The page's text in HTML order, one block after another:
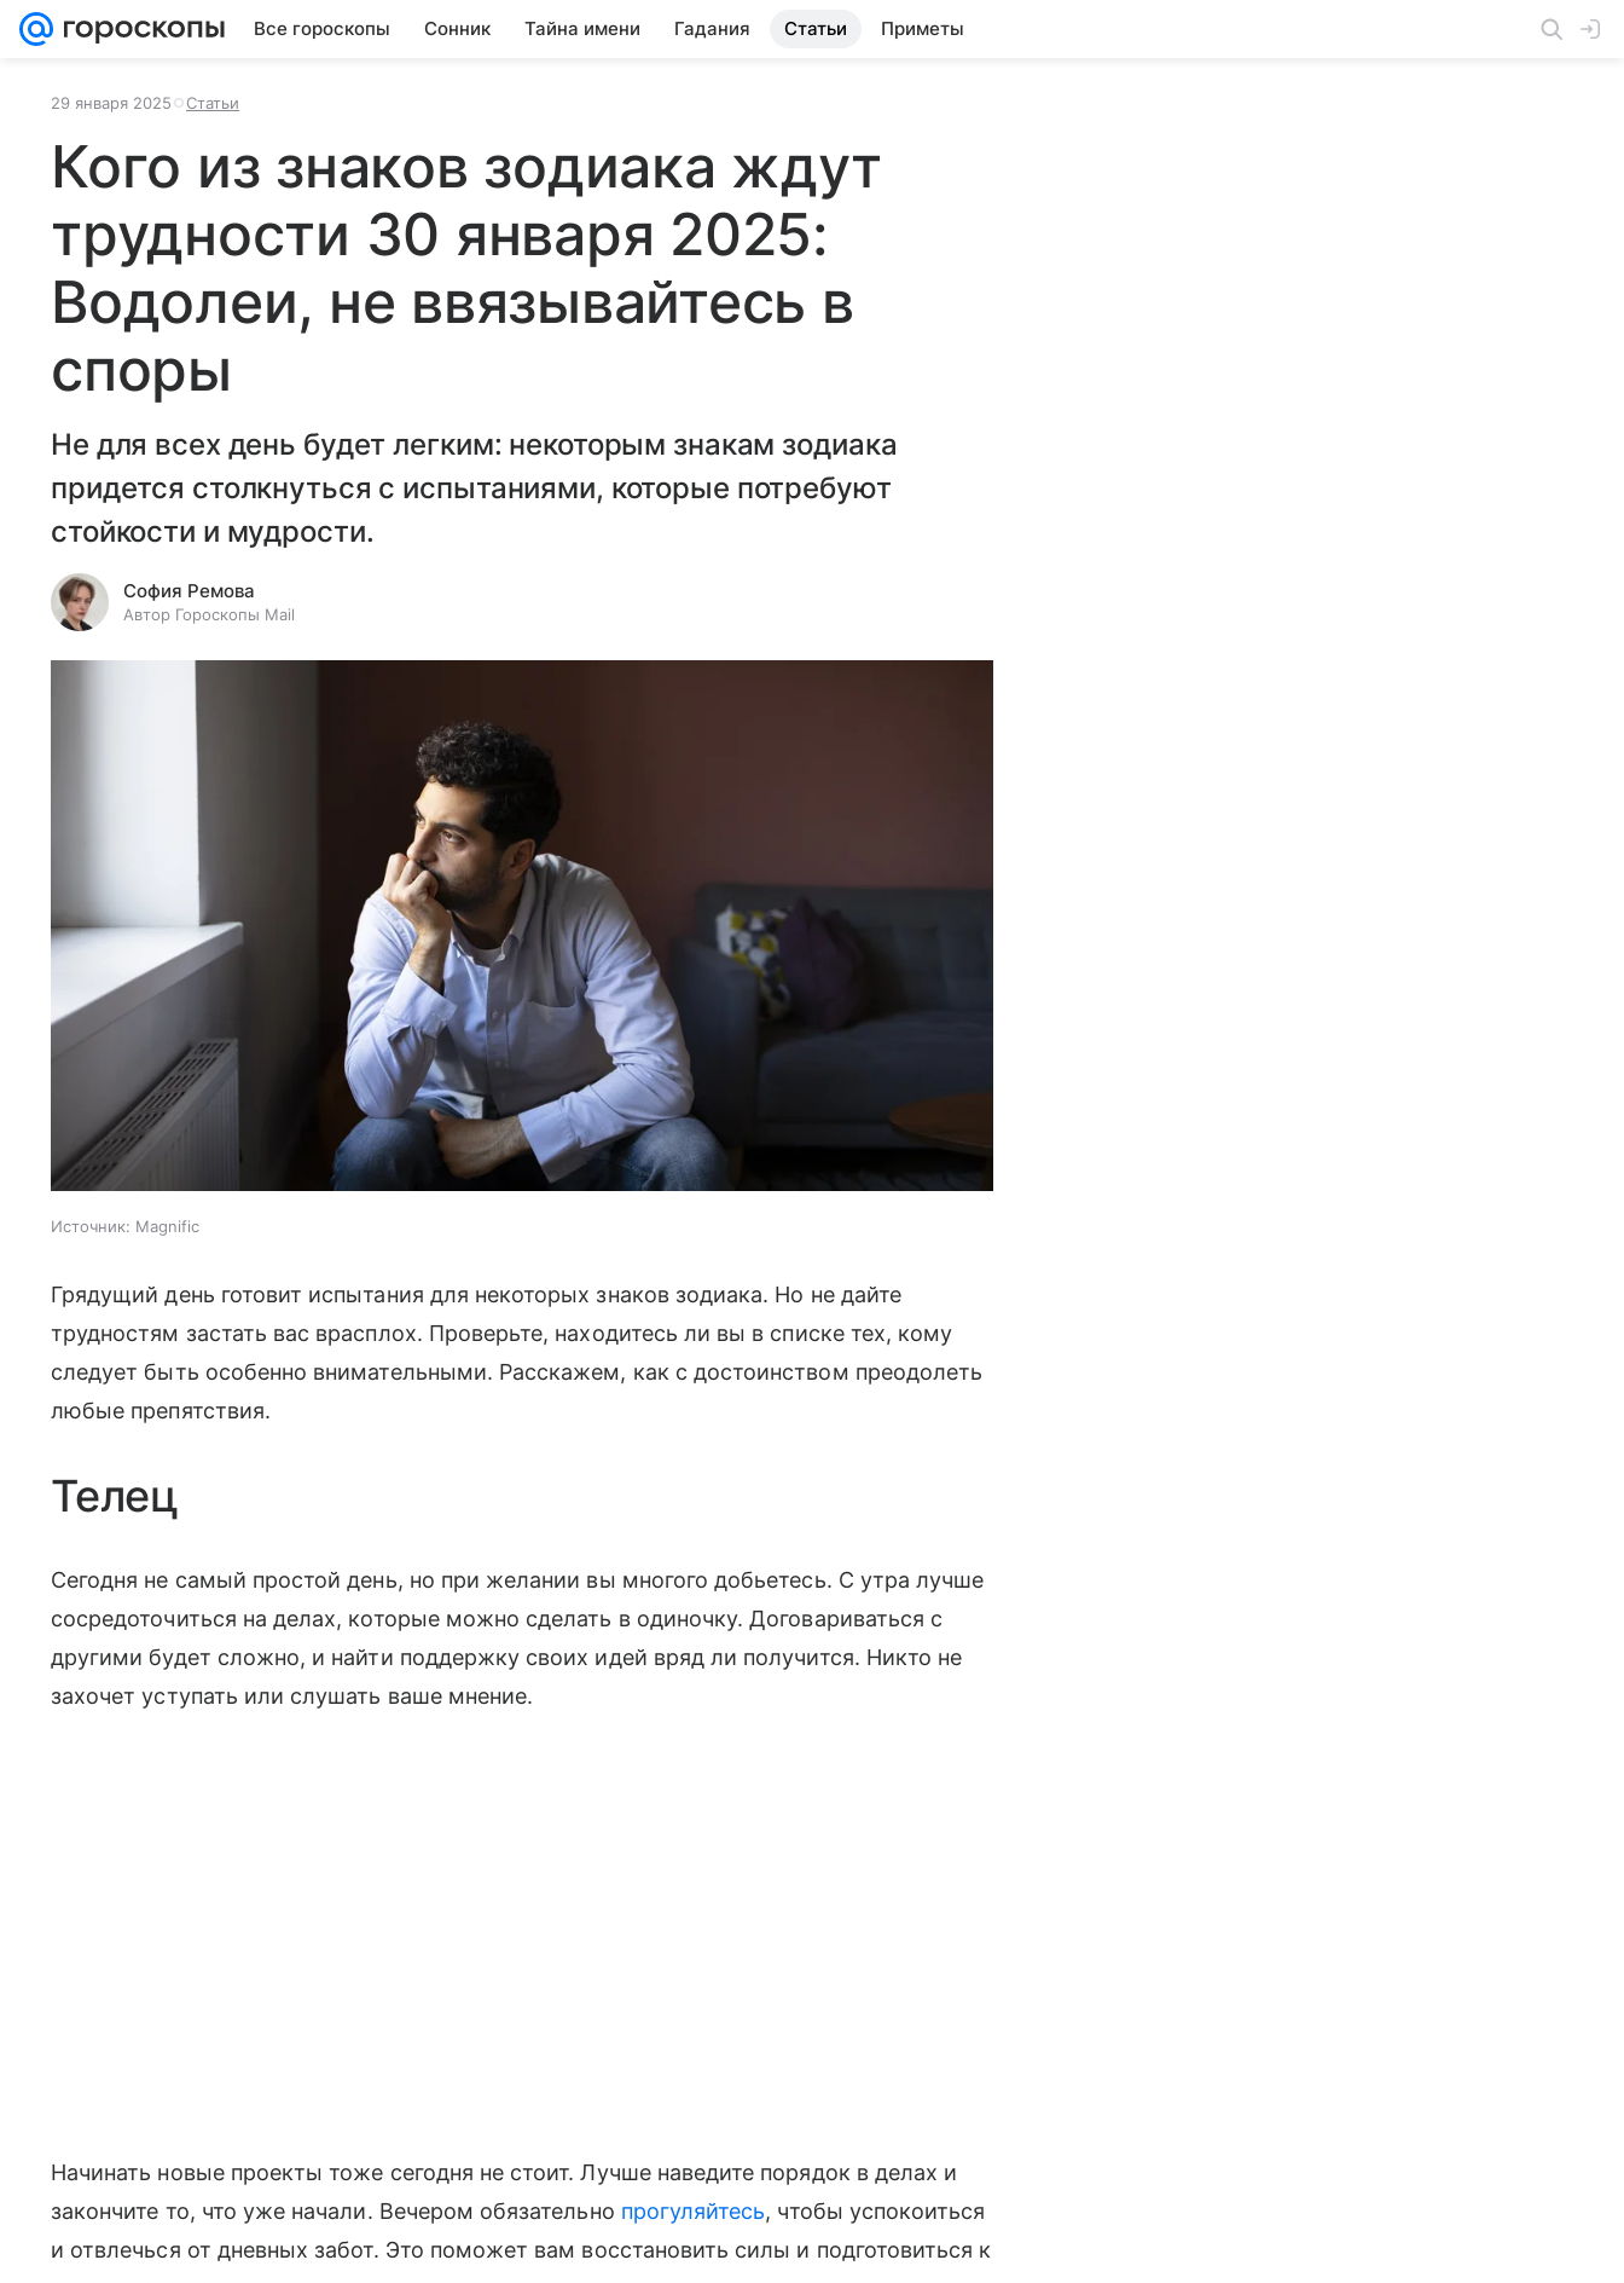
Все гороскопы Сонник Тайна имени Гадания Статьи Приметы
29 января 2025 Статьи
Кого из знаков зодиака ждут
трудности 30 января 2025:
Водолеи, не ввязывайтесь в
споры
Не для всех день будет легким: некоторым знакам зодиака
придется столкнуться с испытаниями, которые потребуют
стойкости и мудрости.
София Ремова
Автор Гороскопы Mail
Источник: Magnific
Грядущий день готовит испытания для некоторых знаков зодиака. Но не дайте
трудностям застать вас врасплох. Проверьте, находитесь ли вы в списке тех, кому
следует быть особенно внимательными. Расскажем, как с достоинством преодолеть
любые препятствия.
Телец
Сегодня не самый простой день, но при желании вы многого добьетесь. С утра лучше
сосредоточиться на делах, которые можно сделать в одиночку. Договариваться с
другими будет сложно, и найти поддержку своих идей вряд ли получится. Никто не
захочет уступать или слушать ваше мнение.
Начинать новые проекты тоже сегодня не стоит. Лучше наведите порядок в делах и
закончите то, что уже начали. Вечером обязательно прогуляйтесь, чтобы успокоиться
и отвлечься от дневных забот. Это поможет вам восстановить силы и подготовиться к